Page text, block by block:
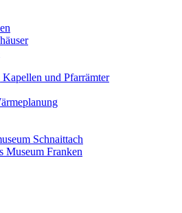
und Pfarrämter
Schnaittach
Museum Franken